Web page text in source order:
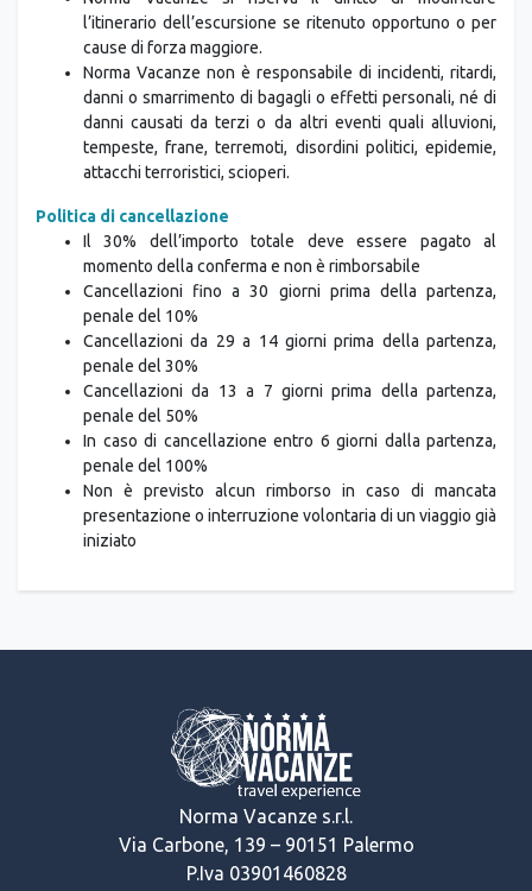
l’itinerario dell’escursione se ritenuto opportuno o per
cause di forza maggiore.
Norma Vacanze non è responsabile di incidenti, ritardi,
danni o smarrimento di bagagli o effetti personali, né di
danni causati da terzi o da altri eventi quali alluvioni,
tempeste, frane, terremoti, disordini politici, epidemie,
attacchi terroristici, scioperi.
Politica di cancellazione
Il 30% dell’importo totale deve essere pagato al
momento della conferma e non è rimborsabile
Cancellazioni fino a 30 giorni prima della partenza,
penale del 10%
Cancellazioni da 29 a 14 giorni prima della partenza,
penale del 30%
Cancellazioni da 13 a 7 giorni prima della partenza,
penale del 50%
In caso di cancellazione entro 6 giorni dalla partenza,
penale del 100%
Non è previsto alcun rimborso in caso di mancata
presentazione o interruzione volontaria di un viaggio già
iniziato
Norma Vacanze s.r.l.
Via Carbone, 139 – 90151 Palermo
P.Iva 03901460828